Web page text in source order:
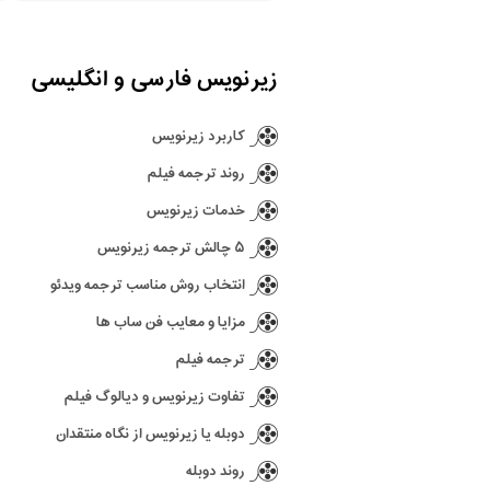
زیرنویس فارسی و انگلیسی
کاربرد زیرنویس
روند ترجمه فیلم
خدمات زیرنویس
۵ چالش ترجمه زیرنویس
انتخاب روش مناسب ترجمه ویدئو
مزایا و معایب فن ساب ها
ترجمه فیلم
تفاوت زیرنویس و دیالوگ فیلم
دوبله یا زیرنویس از نگاه منتقدان
روند دوبله